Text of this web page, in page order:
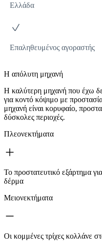
Ελλάδα
Επαληθευμένος αγοραστής
Η απόλυτη μηχανή
Η καλύτερη μηχανή που έχω
για κοντό κόψιμο με
μηχανή είναι κορυφαίο,
δύσκολες περιοχές.
Πλεονεκτήματα
Το προστατευτικό εξάρτημα
δέρμα
Μειονεκτήματα
Οι κομμένες τρίχες κολλάνε